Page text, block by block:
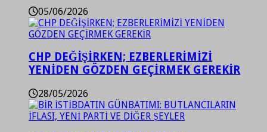
05/06/2026
CHP DEĞİŞİRKEN; EZBERLERİMİZİ
YENİDEN GÖZDEN GEÇİRMEK GEREKİR
28/05/2026